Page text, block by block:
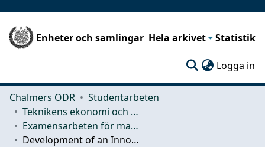
Enheter och samlingar Hela arkivet Statistik
Logga in
Chalmers ODR
Studentarbeten
Teknikens ekonomi och organisation
Examensarbeten för masterexamen
Development of an Innovation Audit: Construct, Test & Refine